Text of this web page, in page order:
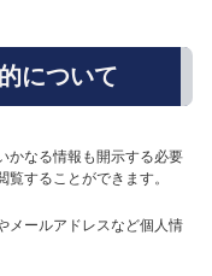
について
かなる情報も開示する必要
することができます。
メールアドレスなど個人情